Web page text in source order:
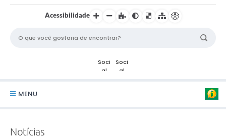
Acessibilidade
MENU
Notícias